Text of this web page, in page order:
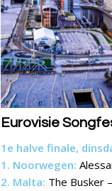
Eurovisie
1e halve finale,
1. Noorwegen:
2. Malta: The Busker